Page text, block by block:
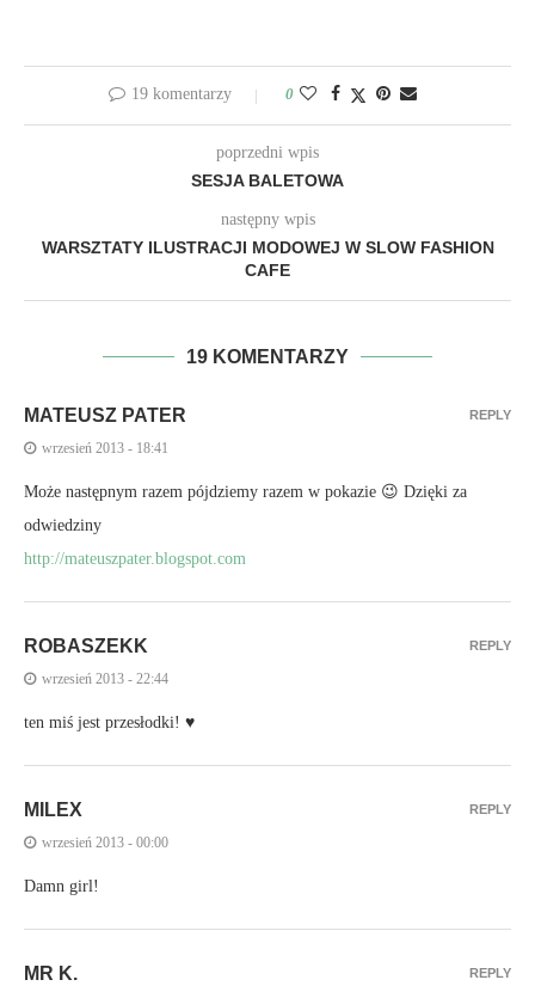
19 komentarzy 0
poprzedni wpis
SESJA BALETOWA
następny wpis
WARSZTATY ILUSTRACJI MODOWEJ W SLOW FASHION
CAFE
19 KOMENTARZY
MATEUSZ PATER
wrzesień 2013 - 18:41
Może następnym razem pójdziemy razem w pokazie 😉 Dzięki za
odwiedziny
http://mateuszpater.blogspot.com
REPLY
ROBASZEKK
wrzesień 2013 - 22:44
ten miś jest przesłodki! ♥
REPLY
MILEX
wrzesień 2013 - 00:00
Damn girl!
REPLY
MR K. REPLY